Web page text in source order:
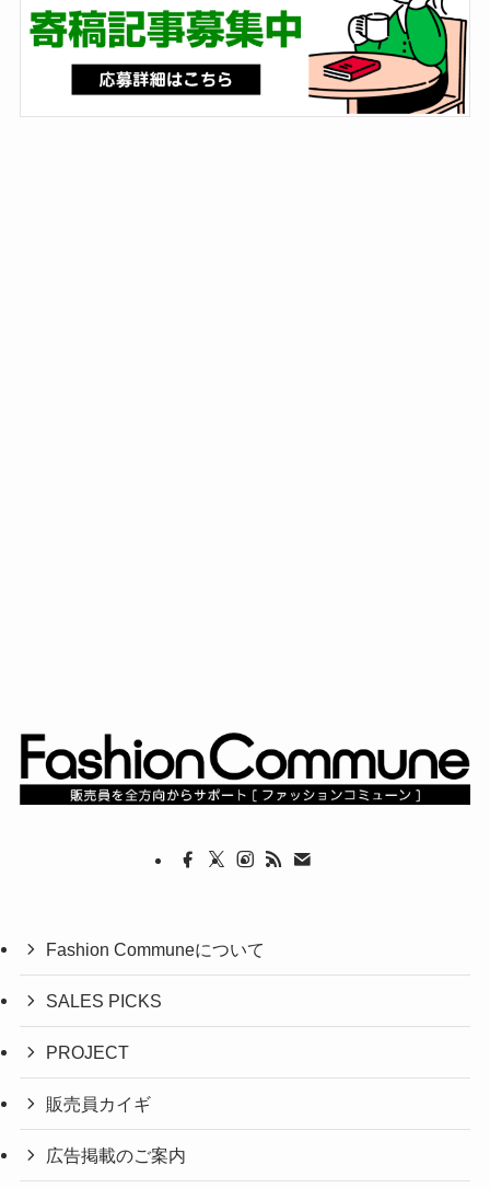
Fashion Communeについて
SALES PICKS
PROJECT
販売員カイギ
広告掲載のご案内